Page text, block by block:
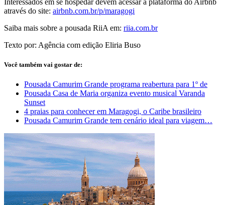
Interessados em se hospedar devem acessar a plataforma do Airbnb
através do site: airbnb.com.br/p/maragogi
Saiba mais sobre a pousada RiiA em: riia.com.br
Texto por: Agência com edição Eliria Buso
Você também vai gostar de:
Pousada Camurim Grande programa reabertura para 1º de
Pousada Casa de Maria organiza evento musical Varanda
Sunset
4 praias para conhecer em Maragogi, o Caribe brasileiro
Pousada Camurim Grande tem cenário ideal para viagem…